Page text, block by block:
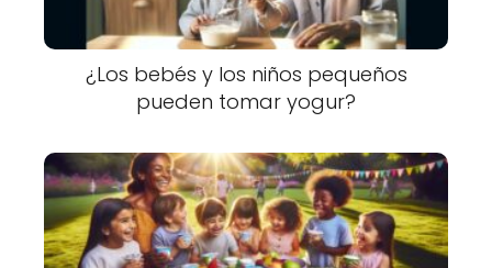
¿Los bebés y los niños pequeños
pueden tomar yogur?